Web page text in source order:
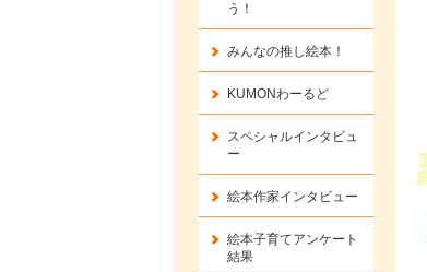
う！
みんなの推し絵本！
KUMONわーるど
スペシャルインタビュ
ー
絵本作家インタビュー
絵本子育てアンケート
結果